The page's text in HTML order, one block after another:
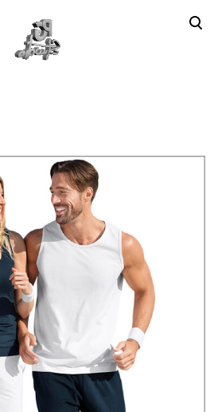
Vaata ostukorvi